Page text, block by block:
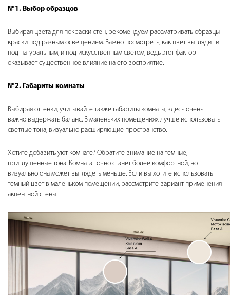
№1. Выбор образцов
Выбирая цвета для покраски стен, рекомендуем рассматривать образцы
краски под разным освещением. Важно посмотреть, как цвет выглядит и
под натуральным, и под искусственным светом, ведь этот фактор
оказывает существенное влияние на его восприятие.
№2. Габариты комнаты
Выбирая оттенки, учитывайте также габариты комнаты, здесь очень
важно выдержать баланс. В маленьких помещениях лучше использовать
светлые тона, визуально расширяющие пространство.
Хотите добавить уют комнате? Обратите внимание на темные,
приглушенные тона. Комната точно станет более комфортной, но
визуально она может выглядеть меньше. Если вы хотите использовать
темный цвет в маленьком помещении, рассмотрите вариант применения
акцентной стены.